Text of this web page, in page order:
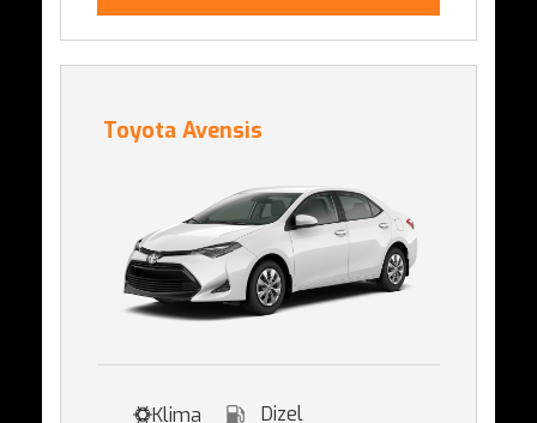
Toyota Avensis
Klima Dizel